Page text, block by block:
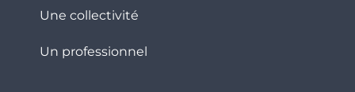
Une collectivité
Un professionnel